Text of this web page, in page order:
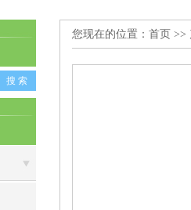
您现在的位置： 首页 >>